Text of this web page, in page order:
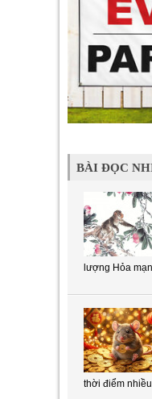
BÀI ĐỌC
lượng Hỏa
thời điểm